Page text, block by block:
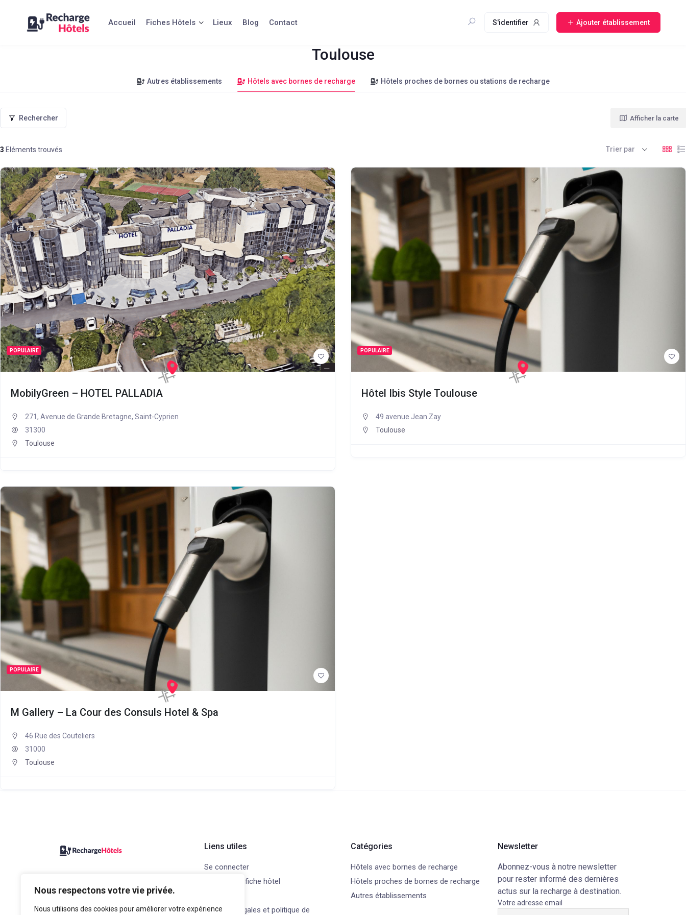
Nous respectons votre vie privée.
Nous utilisons des cookies pour améliorer votre expérience
Accueil Fiches Hôtels Lieux Blog Contact S'identifier Ajouter établissement
Toulouse
Autres établissements Hôtels avec bornes de recharge Hôtels proches de bornes ou stations de recharge
Rechercher
3 Eléments trouvés
Afficher la carte
Trier par
POPULAIRE
MobilyGreen – HOTEL PALLADIA
271, Avenue de Grande Bretagne, Saint-Cyprien
31300
Toulouse
POPULAIRE
Hôtel Ibis Style Toulouse
49 avenue Jean Zay
Toulouse
POPULAIRE
M Gallery – La Cour des Consuls Hotel & Spa
46 Rue des Couteliers
31000
Toulouse
trouver votre prochain hôtel avec
bornes de recharge pour voiture
Liens utiles
Se connecter
Ajouter une fiche hôtel
Mentions légales et politique de
Catégories
Hôtels avec bornes de recharge
Hôtels proches de bornes de recharge
Autres établissements
Newsletter
Abonnez-vous à notre newsletter
pour rester informé des dernières
actus sur la recharge à destination.
Votre adresse email